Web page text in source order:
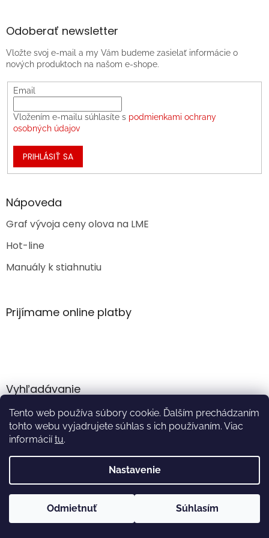
Tento web používa súbory cookie. Ďalším prechádzaním
tohto webu vyjadrujete súhlas s ich používaním. Viac
informáciítu.
Nastavenie
Odmietnuť Súhlasím
Odoberať newsletter
Vložte svoj e-mail a my Vám budeme zasielať informácie o
nových produktoch na našom e-shope.
Email
Vložením e-mailu súhlasíte s podmienkami ochrany
osobných údajov
PRIHLÁSIŤ SA
Nápoveda
Graf vývoja ceny olova na LME
Hot-line
Manuály k stiahnutiu
Prijímame online platby
Vyhľadávanie
HĽADAŤ
Vytvoril Shoptet
Copyright 2026Akumulator.sk . Všetky práva vyhradené.